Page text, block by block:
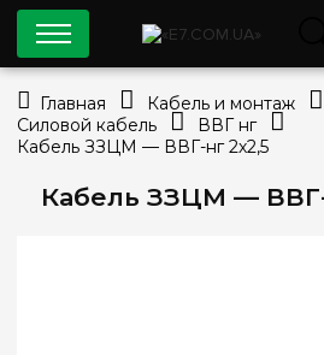
Кабель ЗЗЦМ — ВВГ-
0
Viber
Главная Кабель и монтаж
Силовой кабель
ВВГ нг
Кабель ЗЗЦМ — ВВГ-нг 2х2,5